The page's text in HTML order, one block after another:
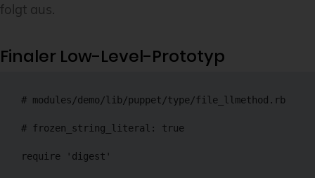
folgt aus.
Finaler Low-Level-Prototyp
# modules/demo/lib/puppet/type/file_llmethod.rb
# frozen_string_literal: true
require 'digest'